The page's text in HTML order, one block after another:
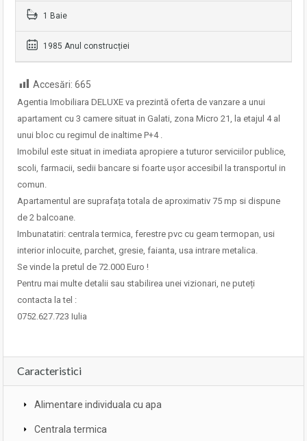
1 Baie
1985 Anul construcției
Accesări: 665
Agentia Imobiliara DELUXE va prezintă oferta de vanzare a unui
apartament cu 3 camere situat in Galati, zona Micro 21, la etajul 4 al
unui bloc cu regimul de inaltime P+4 .
Imobilul este situat in imediata apropiere a tuturor serviciilor publice,
scoli, farmacii, sedii bancare si foarte ușor accesibil la transportul in
comun.
Apartamentul are suprafața totala de aproximativ 75 mp si dispune
de 2 balcoane.
Imbunatatiri: centrala termica, ferestre pvc cu geam termopan, usi
interior inlocuite, parchet, gresie, faianta, usa intrare metalica.
Se vinde la pretul de 72.000 Euro !
Pentru mai multe detalii sau stabilirea unei vizionari, ne puteți
contacta la tel :
0752.627.723 Iulia
Caracteristici
Alimentare individuala cu apa
Centrala termica